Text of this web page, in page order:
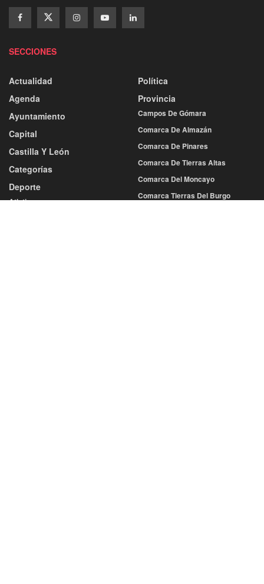
SECCIONES
Actualidad
Agenda
Ayuntamiento
Capital
Castilla Y León
Categorías
Deporte
Atletismo
Política
Provincia
Campos De Gómara
Comarca De Almazán
Comarca De Pinares
Comarca De Tierras Altas
Comarca Del Moncayo
Comarca Tierras Del Burgo